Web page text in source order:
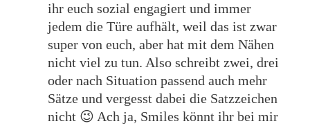
ihr euch sozial engagiert und immer
jedem die Türe aufhält, weil das ist zwar
super von euch, aber hat mit dem Nähen
nicht viel zu tun. Also schreibt zwei, drei
oder nach Situation passend auch mehr
Sätze und vergesst dabei die Satzzeichen
nicht 😉 Ach ja, Smiles könnt ihr bei mir